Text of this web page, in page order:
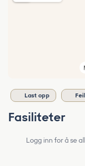
Last opp
Fasiliteter
Logg inn for å se